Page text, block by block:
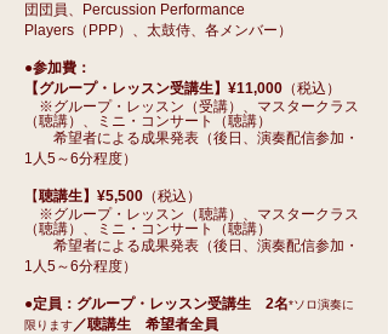
団団員、Percussion Performance
Players（PPP）、太鼓侍、各メンバー）
●参加費：
【グループ・レッスン受講生】¥11,000 （税込）
※グループ・レッスン（受講）、マスタークラス
（聴講）、ミニ・コンサート（聴講）
希望者による成果発表（後日、演奏配信参加・
1人5～6分程度）
​【聴講生】¥5,500 （税込）
※グループ・レッスン（聴講）、マスタークラス
（聴講）、ミニ・コンサート（聴講）
希望者による成果発表（後日、演奏配信参加・
1人5～6分程度）
●定員：グループ・レッスン受講生 2名*ソロ演奏に
限ります／聴講生 希望者全員